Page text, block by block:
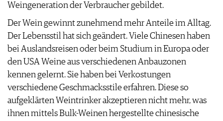
Weingeneration der Verbraucher gebildet.
Der Wein gewinnt zunehmend mehr Anteile im Alltag.
Der Lebensstil hat sich geändert. Viele Chinesen haben
bei Auslandsreisen oder beim Studium in Europa oder
den USA Weine aus verschiedenen Anbauzonen
kennen gelernt. Sie haben bei Verkostungen
verschiedene Geschmacksstile erfahren. Diese so
aufgeklärten Weintrinker akzeptieren nicht mehr, was
ihnen mittels Bulk-Weinen hergestellte chinesische